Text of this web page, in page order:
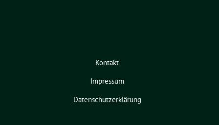
Kontakt
Impressum
Datenschutzerklärung